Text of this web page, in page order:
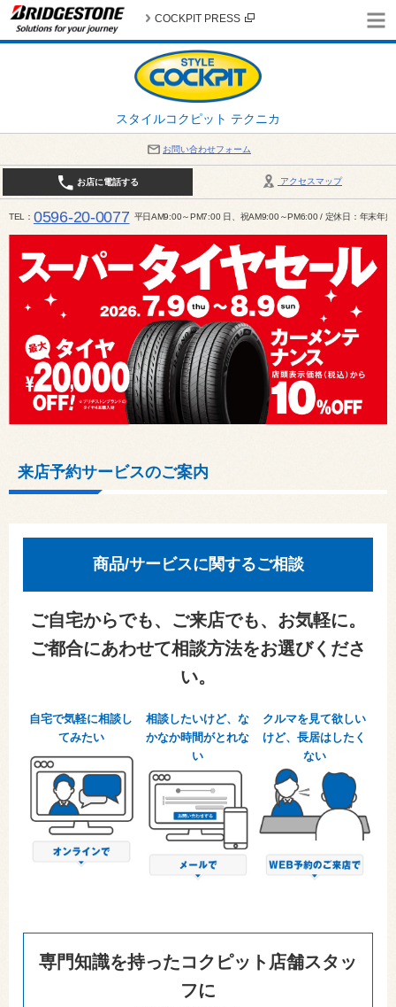
スタイルコクピット テクニカ
COCKPIT PRESS
お問い合わせフォーム
アクセスマップ
お店に電話する
TEL 0596-20-0077 平日AM9:00～PM7:00 日、祝AM9:00～PM6:00 / 定休日：年末年
来店予約サービスのご案内
商品/サービスに関するご相談
ご自宅からでも、ご来店でも、お気軽に。
ご都合にあわせて相談方法をお選びくださ
い。
自宅で気軽に相談し
てみたい
相談したいけど、な
かなか時間がとれな
い
クルマを見て欲しい
けど、長居はしたく
ない
専門知識を持ったコクピット店舗スタッ
フに